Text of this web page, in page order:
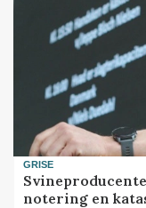
GRISE
notering en